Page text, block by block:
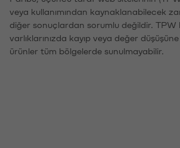
veya kullanımından kaynaklanabilecek
diğer sonuçlardan sorumlu değildir. TPW
varlıklarınızda kayıp veya değer
ürünler tüm bölgelerde sunulmayabilir.